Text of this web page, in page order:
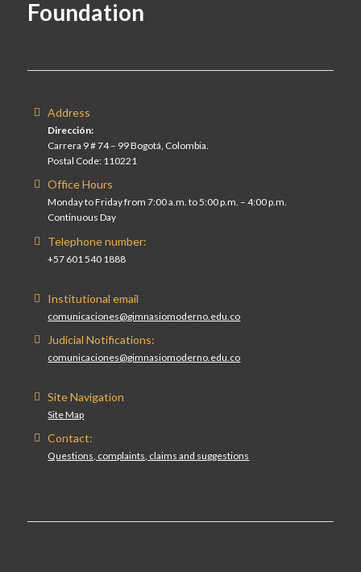
Foundation
Address
Dirección:
Carrera 9 # 74 – 99 Bogotá, Colombia.
Postal Code: 110221
Office Hours
Monday to Friday from 7:00 a.m. to 5:00 p.m. – 4:00 p.m.
Continuous Day
Telephone number:
+57 601 540 1888
Institutional email
comunicaciones@gimnasiomoderno.edu.co
Judicial Notifications:
comunicaciones@gimnasiomoderno.edu.co
Site Navigation
Site Map
Contact:
Questions, complaints, claims and suggestions